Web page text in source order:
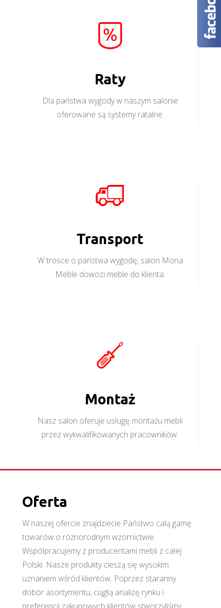
Raty
Dla państwa wygody w naszym salonie
oferowane są systemy ratalne.
Transport
W trosce o państwa wygodę, salon Mona
Meble dowozi meble do klienta.
Montaż
Nasz salon oferuje usługę montażu mebli
przez wykwalifikowanych pracowników.
Oferta
W naszej ofercie znajdziecie Państwo całą gamę
towarów o różnorodnym wzornictwie.
Współpracujemy z producentami mebli z całej
Polski. Nasze produkty cieszą się wysokim
uznaniem wśród klientów. Poprzez staranny
dobór asortymentu, ciągłą analizę rynku i